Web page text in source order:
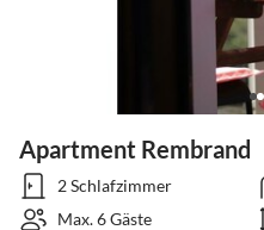
Apartment Rembrand
2 Schlafzimmer
Max. 6 Gäste